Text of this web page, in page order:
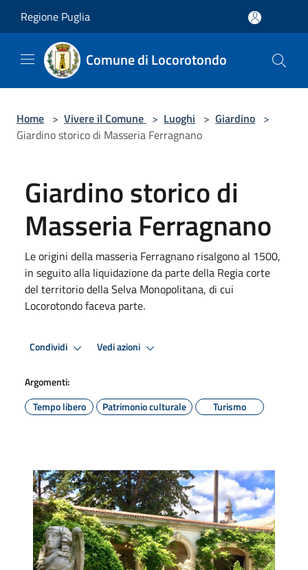
Regione Puglia
Comune di Locorotondo
Home > Vivere il Comune > Luoghi > Giardino >
Giardino storico di Masseria Ferragnano
Giardino storico di
Masseria Ferragnano
Le origini della masseria Ferragnano risalgono al 1500,
in seguito alla liquidazione da parte della Regia corte
del territorio della Selva Monopolitana, di cui
Locorotondo faceva parte.
Condividi Vedi azioni
Argomenti:
Tempo libero
Patrimonio culturale Turismo